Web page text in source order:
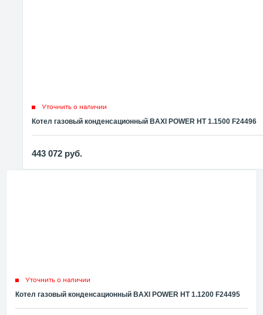
Уточнить о наличии
Котел газовый конденсационный BAXI POWER HT 1.1500 F24496
443 072 руб.
Уточнить о наличии
Котел газовый конденсационный BAXI POWER HT 1.1200 F24495